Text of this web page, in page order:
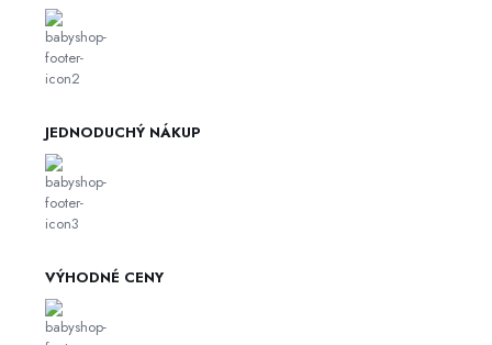
JEDNODUCHÝ NÁKUP
VÝHODNÉ CENY